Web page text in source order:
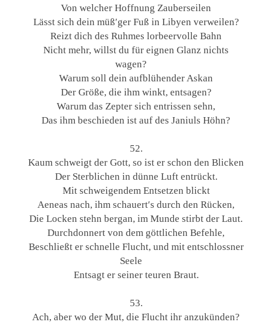
Von welcher Hoffnung Zauberseilen
Lässt sich dein müß′ger Fuß in Libyen verweilen?
Reizt dich des Ruhmes lorbeervolle Bahn
Nicht mehr, willst du für eignen Glanz nichts
wagen?
Warum soll dein aufblühender Askan
Der Größe, die ihm winkt, entsagen?
Warum das Zepter sich entrissen sehn,
Das ihm beschieden ist auf des Janiuls Höhn?
52.
Kaum schweigt der Gott, so ist er schon den Blicken
Der Sterblichen in dünne Luft entrückt.
Mit schweigendem Entsetzen blickt
Aeneas nach, ihm schauert′s durch den Rücken,
Die Locken stehn bergan, im Munde stirbt der Laut.
Durchdonnert von dem göttlichen Befehle,
Beschließt er schnelle Flucht, und mit entschlossner
Seele
Entsagt er seiner teuren Braut.
53.
Ach, aber wo der Mut, die Flucht ihr anzukünden?